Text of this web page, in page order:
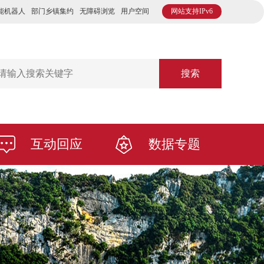
网站支持IPv6
机器人 部门乡镇集约 无障碍浏览 用户空间
搜索
互动回应 数据专题